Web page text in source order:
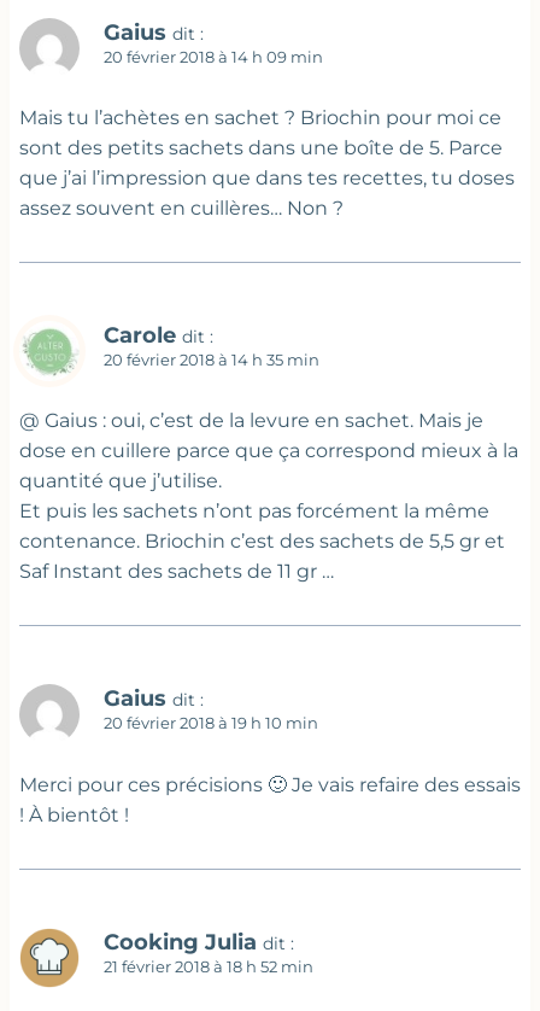
Gaius dit :
20 février 2018 à 14 h 09 min
Mais tu l’achètes en sachet ? Briochin pour moi ce
sont des petits sachets dans une boîte de 5. Parce
que j’ai l’impression que dans tes recettes, tu doses
assez souvent en cuillères… Non ?
Carole dit :
20 février 2018 à 14 h 35 min
@ Gaius : oui, c’est de la levure en sachet. Mais je
dose en cuillere parce que ça correspond mieux à la
quantité que j’utilise.
Et puis les sachets n’ont pas forcément la même
contenance. Briochin c’est des sachets de 5,5 gr et
Saf Instant des sachets de 11 gr …
Gaius dit :
20 février 2018 à 19 h 10 min
Merci pour ces précisions 🙂 Je vais refaire des essais
! À bientôt !
Cooking Julia dit :
21 février 2018 à 18 h 52 min